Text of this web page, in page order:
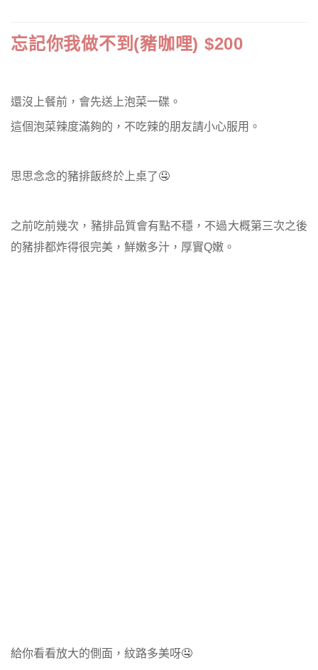
忘記你我做不到(豬咖哩) $200
還沒上餐前，會先送上泡菜一碟。
這個泡菜辣度滿夠的，不吃辣的朋友請小心服用。
思思念念的豬排飯終於上桌了🤤
之前吃前幾次，豬排品質會有點不穩，不過大概第三次之後
的豬排都炸得很完美，鮮嫩多汁，厚實Q嫩。
給你看看放大的側面，紋路多美呀🤤